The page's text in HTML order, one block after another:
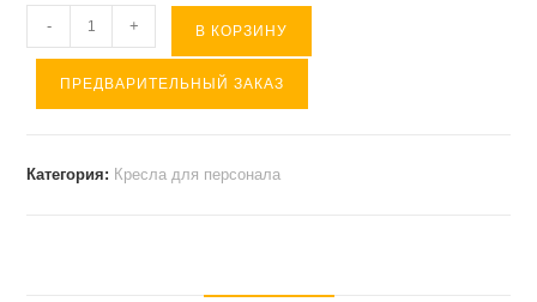
Количество
товара
Кресло
- + В КОРЗИНУ
ПРЕДВАРИТЕЛЬНЫЙ ЗАКАЗ
Категория: Кресла для персонала